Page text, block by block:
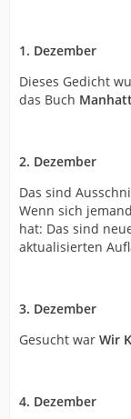
1. Dezember
Dieses Gedicht
das Buch
2. Dezember
Das sind
Wenn sich
hat: Das sind
aktualisierten
3. Dezember
Gesucht war Wir
4. Dezember